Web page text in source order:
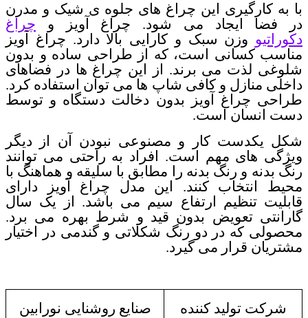
با به کارگیری این چراغ های جلوه ی شیک و مدرن
در فضا ایجاد می شود. چراغ آویز و چراغ
دکوراتیو وزن سبک و کارایی بالا دارد. چراغ آویز
مناسب کسانی است، که از طراحی ساده و بدون
شلوغی لذت می برند. از این چراغ ها در فضاهای
داخلی منازل و کافی شاپ ها می توان استفاده کرد.
طراحی چراغ آویز بدون دخالت دستگاه و توسط
دست انسان است.
شکل یکدست کار و مصنوعی نبودن آن از دیگر
ویژگی های مهم است. افراد به راحتی می توانند
رنگ بدنه و رنگ بدنه را مطابق با سلیقه و هماهنگ با
محیط انتخاب کنند. این مدل چراغ آویز دارای
قابلیت تنظیم ارتفاع سیم می باشد. از یک سال
گارانتی تعویض بدون قید و شرط بهره می برد.
محصولی که در دو رنگ شکلاتی و گندمی در اختیار
مشتریان قرار می گیرد.
شرکت تولید کننده صنایع روشنایی نورابین